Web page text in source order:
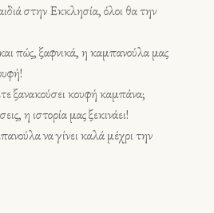
στην Εκκλησία, όλοι θα την
πώς, ξαφνικά, η καμπανούλα μας
ξανακούσει κουφή καμπάνα;
η ιστορία μας ξεκινάει!
να γίνει καλά μέχρι την